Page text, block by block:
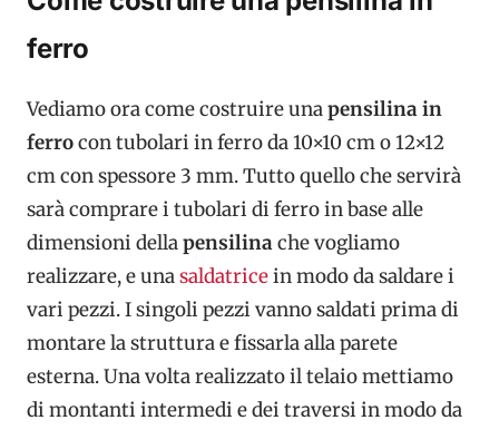
ferro
Vediamo ora come costruire unapensilina in
ferrocon tubolari in ferro da 10×10 cm o 12×12
cm con spessore 3 mm. Tutto quello che servirà
sarà comprare i tubolari di ferro in base alle
dimensioni dellapensilinache vogliamo
realizzare, e unasaldatricein modo da saldare i
vari pezzi. I singoli pezzi vanno saldati prima di
montare la struttura e fissarla alla parete
esterna. Una volta realizzato il telaio mettiamo
di montanti intermedi e dei traversi in modo da